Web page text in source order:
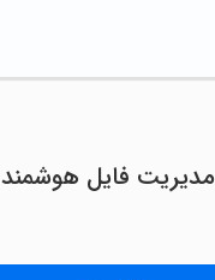
مدیریت فایل هوشمند